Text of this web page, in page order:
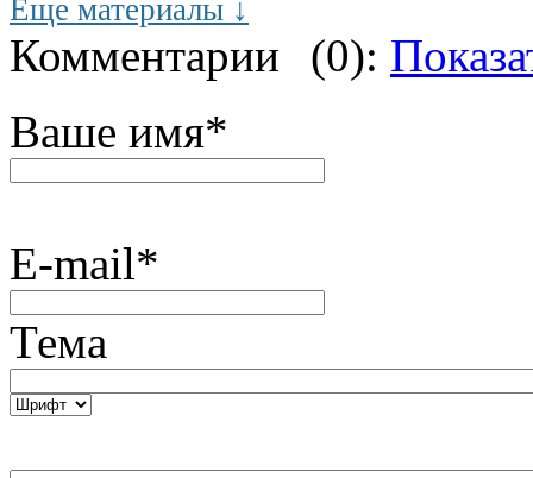
Еще материалы ↓
Комментарии (0):
Ваше имя*
E-mail*
Тема